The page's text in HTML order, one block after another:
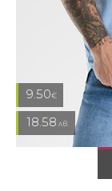
9.50€
18.58 лв.